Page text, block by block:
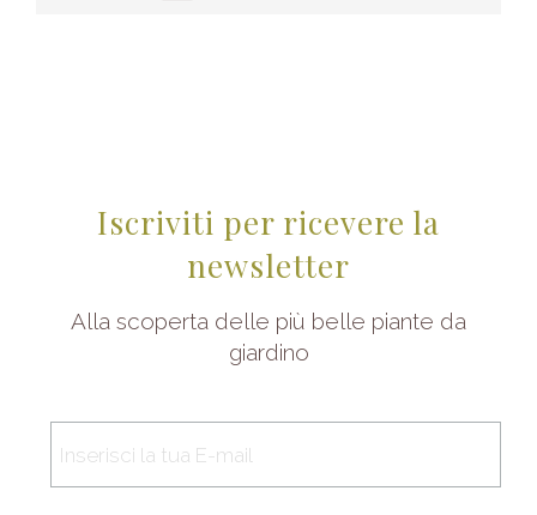
Iscriviti per ricevere la
newsletter
Alla scoperta delle più belle piante da
giardino